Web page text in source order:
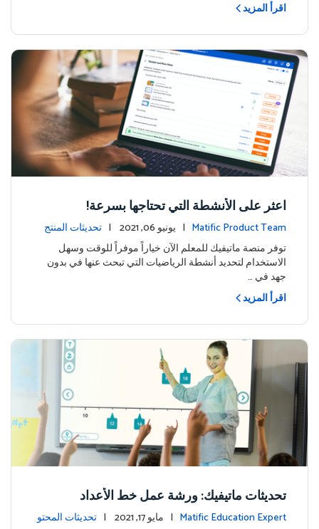
اقرأ المزيد
اعثر على الأنشطة التي تحتاجها بسرعة!
Matific Product Team | يونيو 06, 2021 |
تحديثات المنتج
توفر منصة ماتيفيك للمعلم الآن خياراً موفراً للوقت وسهل
الاستخدام لتحديد أنشطة الرياضيات التي تبحث عنها في بدون
جهد في …
اقرأ المزيد
تحديثات ماتيفيك: ورشة عمل خط الأعداد
Matific Education Expert | مايو 17, 2021 | تحديثات المحتو